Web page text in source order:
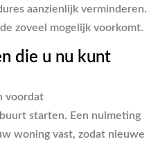
aanzienlijk verminderen.
zoveel mogelijk voorkomt.
die u nu kunt
voordat
starten. Een nulmeting
woning vast, zodat nieuwe